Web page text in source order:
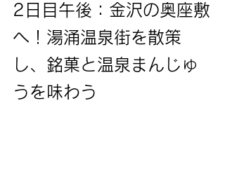
2日目午後：金沢の奥座敷
へ！湯涌温泉街を散策
し、銘菓と温泉まんじゅ
うを味わう